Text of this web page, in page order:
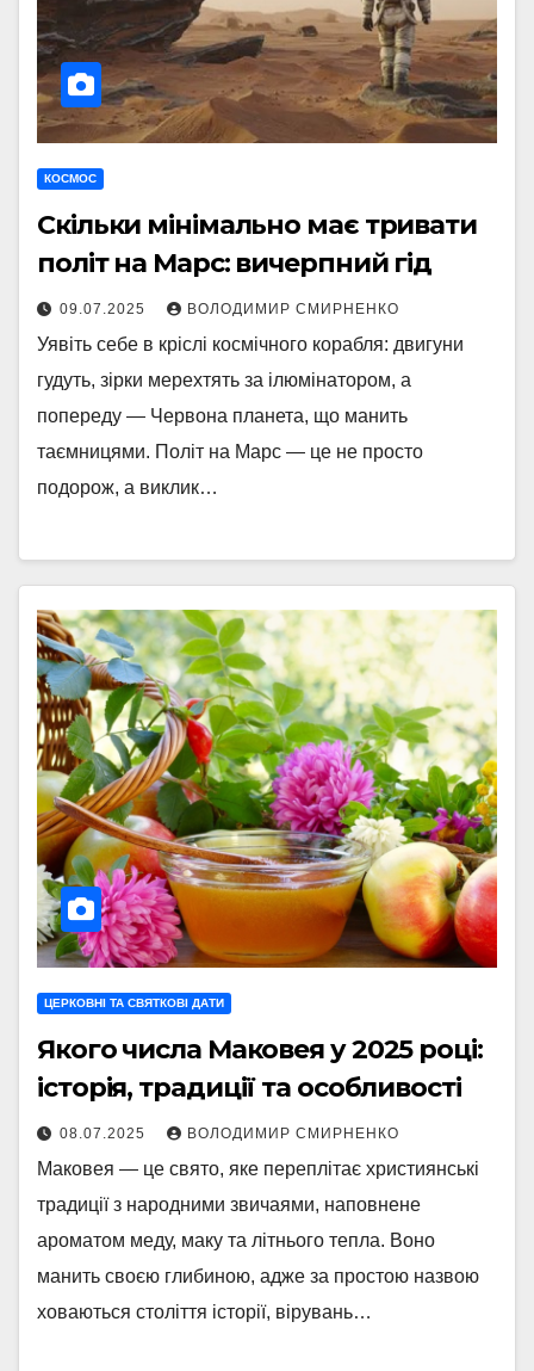
КОСМОС
Скільки мінімально має тривати
політ на Марс: вичерпний гід
09.07.2025 ВОЛОДИМИР СМИРНЕНКО
Уявіть себе в кріслі космічного корабля: двигуни
гудуть, зірки мерехтять за ілюмінатором, а
попереду — Червона планета, що манить
таємницями. Політ на Марс — це не просто
подорож, а виклик…
ЦЕРКОВНІ ТА СВЯТКОВІ ДАТИ
Якого числа Маковея у 2025 році:
історія, традиції та особливості
08.07.2025 ВОЛОДИМИР СМИРНЕНКО
Маковея — це свято, яке переплітає християнські
традиції з народними звичаями, наповнене
ароматом меду, маку та літнього тепла. Воно
манить своєю глибиною, адже за простою назвою
ховаються століття історії, вірувань…